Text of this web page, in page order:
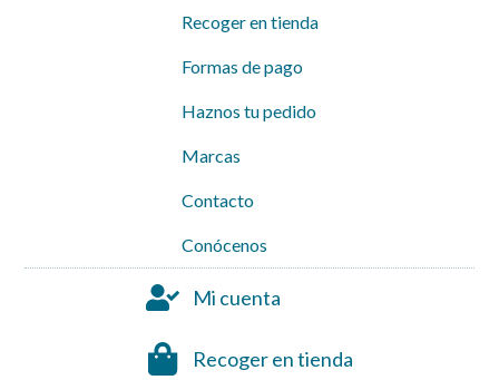
Recoger en tienda
Formas de pago
Haznos tu pedido
Marcas
Contacto
Conócenos
Mi cuenta
Recoger en tienda